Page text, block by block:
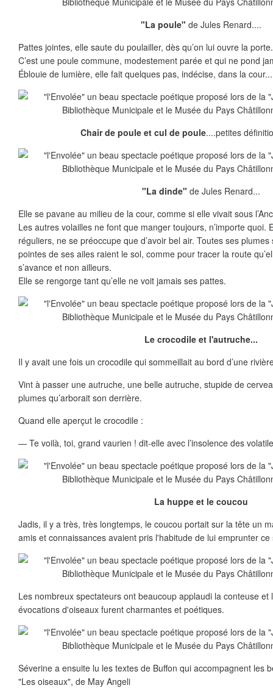
"La poule" de Jules Renard....
Pattes jointes, elle saute du poulailler, dès qu’on lui ouvre la porte.
C’est une poule commune, modestement parée et qui ne pond
Éblouie de lumière, elle fait quelques pas, indécise, dans la cour...
Chair de poule et cul de poule....petites
"La dinde" de Jules Renard...
Elle se pavane au milieu de la cour, comme si elle vivait sous
Les autres volailles ne font que manger toujours, n’importe quoi.
réguliers, ne se préoccupe que d’avoir bel air. Toutes ses
pointes de ses ailes raient le sol, comme pour tracer la route
s’avance et non ailleurs.
Elle se rengorge tant qu’elle ne voit jamais ses pattes.
Le crocodile et l'autruche...
Il y avait une fois un crocodile qui sommeillait au bord d’une
Vint à passer une autruche, une belle autruche, stupide de
plumes qu’arborait son derrière.
Quand elle aperçut le crocodile :
— Te voilà, toi, grand vaurien ! dit-elle avec l’insolence des
La huppe et le coucou
Jadis, il y a très, très longtemps, le coucou portait sur la tête un
amis et connaissances avaient pris l'habitude de lui emprunter
Les nombreux spectateurs ont beaucoup applaudi la conteuse et
évocations d'oiseaux furent charmantes et poétiques.
Séverine a ensuite lu les textes de Buffon qui accompagnent les
"Les oiseaux", de May Angeli